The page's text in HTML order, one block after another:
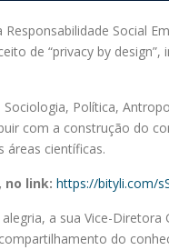
Social
de “privacy by
Política,
com a construção do
áreas científicas.
no link: https://bityli.com/
a sua Vice-Diretora
do